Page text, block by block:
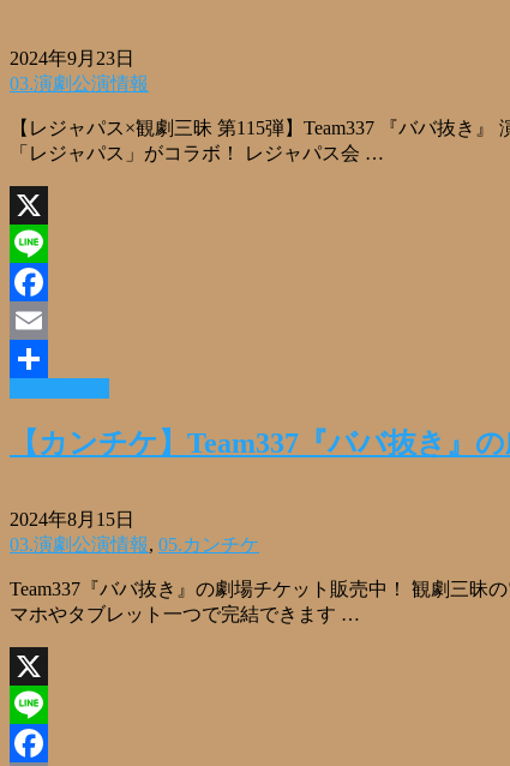
2024年9月23日
03.演劇公演情報
【レジャパス×観劇三昧 第115弾】Team337 『ババ抜き
「レジャパス」がコラボ！ レジャパス会 …
X
Line
Facebook
Email
共
【カンチケ】Team337『ババ抜き』
2024年8月15日
03.演劇公演情報, 05.カンチケ
Team337『ババ抜き』の劇場チケット販売中！ 観劇三昧
マホやタブレット一つで完結できます …
X
Line